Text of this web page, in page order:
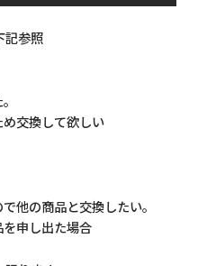
記参照
交換して欲しい
他の商品と交換したい。
申し出た場合